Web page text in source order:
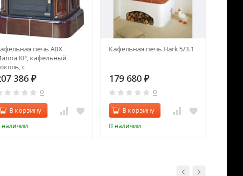
печь ABX
KP, кафельный
с
386 ₽
0
В корзину
наличии
Кафельная печь Hark 5/3.1
179 680 ₽
0
В корзину
В наличии